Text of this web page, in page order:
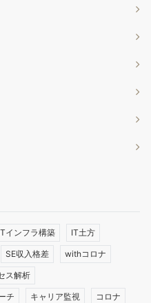
インフラ構築 IT土方
SE収入格差 withコロナ
ス解析
チ キャリア監視 コロナ